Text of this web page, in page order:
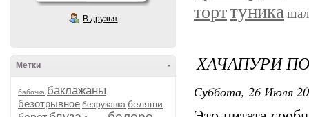
В друзья
-
Метки
бабочка баклажаны
безотрывное безрукавка беляши
торттуника
ХАЧАПУРИ
Суббота, 26 Июля